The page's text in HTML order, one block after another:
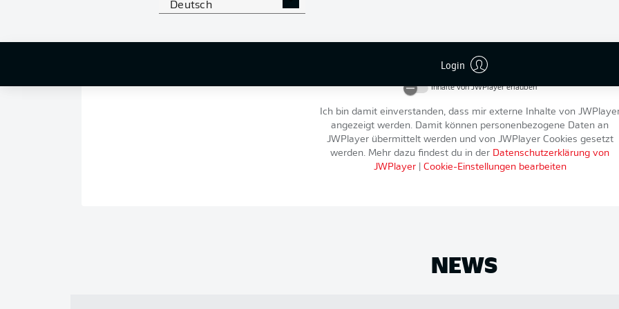
Deutsch
Login
wieder ausblenden.
Inhalte vonJWPlayererlauben
Ich bin damit einverstanden, dass mir externe Inhalte von
angezeigt werden. Damit können personenbezogene Daten an
JWPlayerübermittelt werden und von JWPlayerCookies gesetzt
werden. Mehr dazu findest du in der Datenschutzerklärung von
JWPlayer| Cookie-Einstellungen bearbeiten
NEWS